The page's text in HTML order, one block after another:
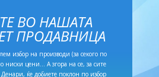
ВО НАШАТА
ПРОДАВНИЦА
избор на производи (за секого по
ниски цени… А згора на се, за сите
ќе добиете поклон по избор